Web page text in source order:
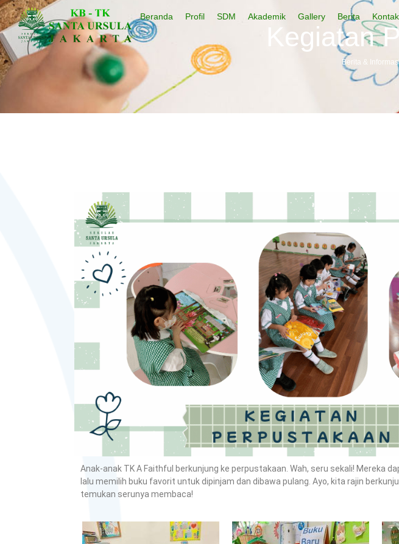
Beranda Profil SDM Akademik Gallery Berita Kontak
Kegiatan
Berita &
Anak-anak TK A Faithful berkunjung ke perpustakaan. Wah, seru sekali! Mereka
lalu memilih buku favorit untuk dipinjam dan dibawa pulang. Ayo, kita rajin
temukan serunya membaca!